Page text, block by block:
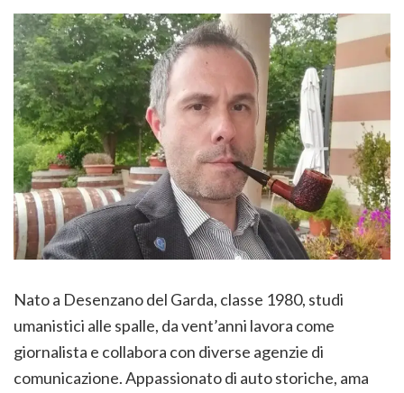
Nato a Desenzano del Garda, classe 1980, studi
umanistici alle spalle, da vent’anni lavora come
giornalista e collabora con diverse agenzie di
comunicazione. Appassionato di auto storiche, ama